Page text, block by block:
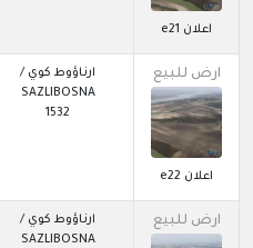
اعلان e21
ارض للبيع
اعلان e22
ارناؤوط كوي /
SAZLIBOSNA
1532
ارض للبيع
ارناؤوط كوي /
SAZLIBOSNA